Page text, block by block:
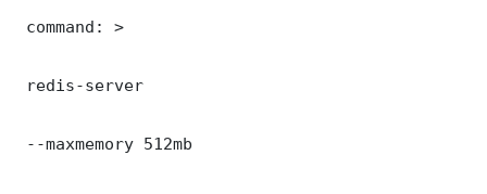
command: >
redis-server
--maxmemory 512mb